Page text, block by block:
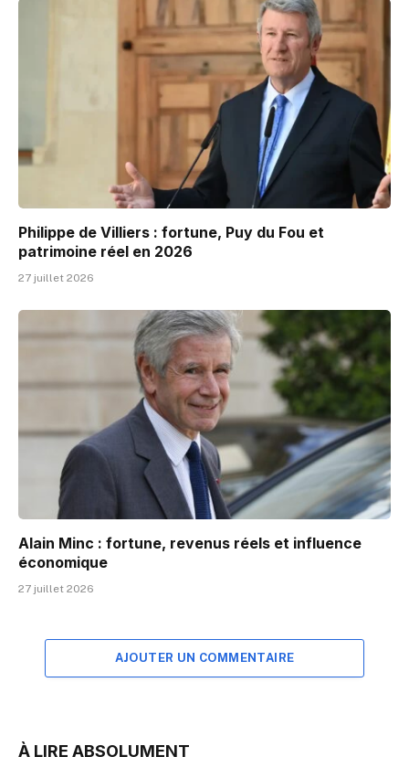
Philippe de Villiers : fortune, Puy du Fou et
patrimoine réel en 2026
27 juillet 2026
Alain Minc : fortune, revenus réels et influence
économique
27 juillet 2026
AJOUTER UN COMMENTAIRE
À LIRE ABSOLUMENT